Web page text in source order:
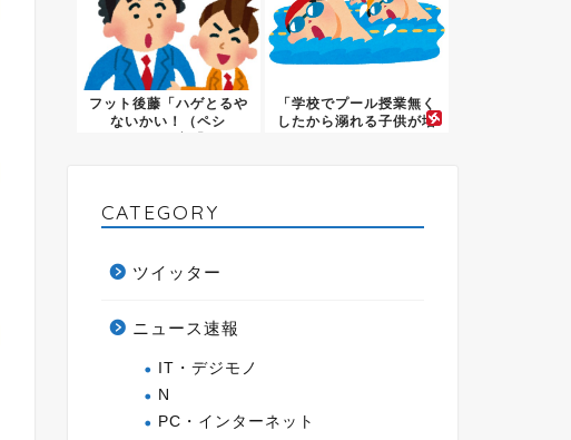
フット後藤「ハゲとるや
ないかい！（ペシ
「学校でプール授業無く
したから溺れる子供が増
CATEGORY
ツイッター
ニュース速報
IT・デジモノ
N
PC・インターネット